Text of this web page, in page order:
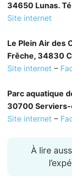
34650 Lunas.
Site internet
Le Plein Air des
Frêche, 34830
Site internet –
Parc aquatique
30700
Site internet –
À lire